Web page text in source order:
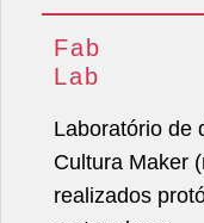
Fab
Lab
Laboratório de
Cultura Maker
realizados